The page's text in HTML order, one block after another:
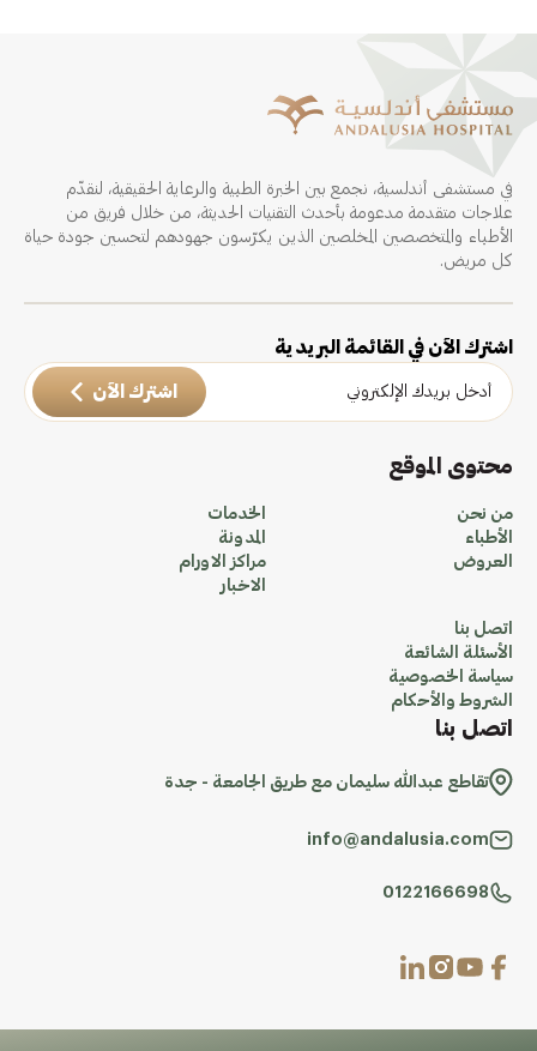
في مستشفى أندلسية، نجمع بين الخبرة الطبية والرعاية الحقيقية، لنقدّم
علاجات متقدمة مدعومة بأحدث التقنيات الحديثة، من خلال فريق من
الأطباء والمتخصصين المخلصين الذين يكرّسون جهودهم لتحسين جودة حياة
كل مريض.
اشترك الآن في القائمة البريدية
اشترك الآن
محتوى الموقع
من نحن
الأطباء
العروض
الخدمات
المدونة
مراكز الاورام
الاخبار
اتصل بنا
الأسئلة الشائعة
سياسة الخصوصية
الشروط والأحكام
اتصل بنا
تقاطع عبدالله سليمان مع طريق الجامعة - جدة
info@andalusia.com
0122166698